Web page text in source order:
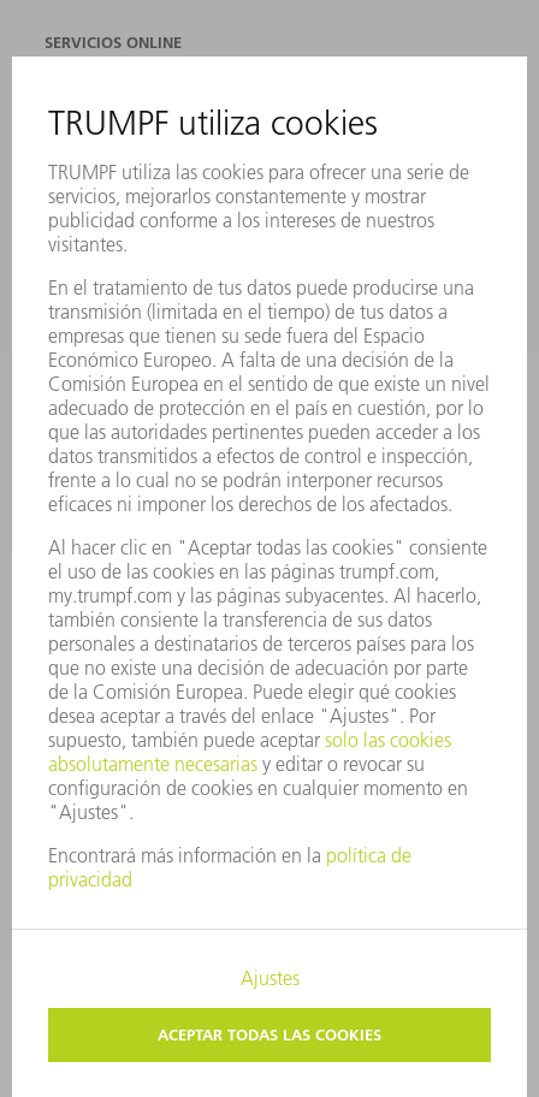
SERVICIOS ONLINE
EVENTOS Y CONVOCATORIAS
REGISTRO PARA EL BOLETÍN INFORMATIVO
FICHAS TÉCNICAS DE SEGURIDAD
PRODUCTOS
MÁQUINAS Y SISTEMAS
LÁSER
HERRAMIENTAS PORTÁTILES
FÁBRICA INTELIGENTE
SOFTWARE
SERVICIOS
APLICACIONES
SECTORES
EMPRESA
CARRERA PROFESIONAL
OFERTAS DE TRABAJO
PERFIL DE LA EMPRESA
INFORME ANUAL
PRINCIPIOS CORPORATIVOS
CUMPLIMIENTO
SISTEMA DE INFORMADORES
SEGURIDAD
COMUNICADOS DE PRENSA
REVISTAS
SOSTENIBILIDAD
MEDIO AMBIENTE Y CLIMA
SOCIEDAD Y EMPRESA
GESTIÓN EMPRESARIAL
PROTECCIÓN DE DATOS
COPYRIGHT Y MARCA REGISTRADA
TÉRMINOS & CONDICIONES
AJUSTES DE PRIVACIDAD